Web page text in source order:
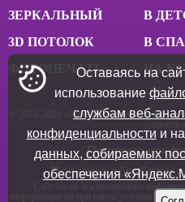
ЗЕРКАЛЬНЫЙ
3D ПОТОЛОК
ФОТОПЕЧАТЬ
В
В
НА
«Потолки» - натяжные
Политика
Политика обработки
Сайт носит исключительно
информация ни при каких условиях не
Оставаясь на
использование
службам веб-
конфиденциальности и на
данных, собираемых
обеспечения